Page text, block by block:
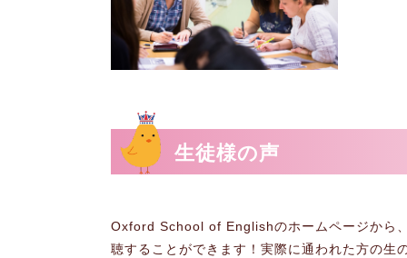
生徒様の声
Oxford School of Englishのホームページから
聴することができます！実際に通われた方の生